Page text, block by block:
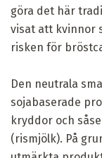
göra det här
visat att kvinnor
risken för
Den neutrala
sojabaserade
kryddor och
(rismjölk). På